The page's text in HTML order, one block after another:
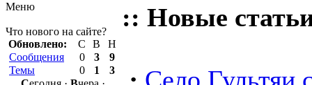
Меню
Что нового на сайте?
Обновлено:
С В
Н
Сообщения
0 3
9
Темы
0 1
3
:: Новые